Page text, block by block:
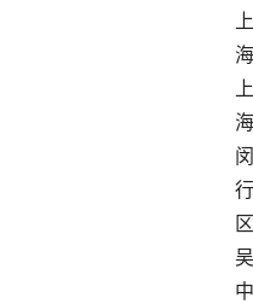
上
海
上
海
闵
行
区
吴
中